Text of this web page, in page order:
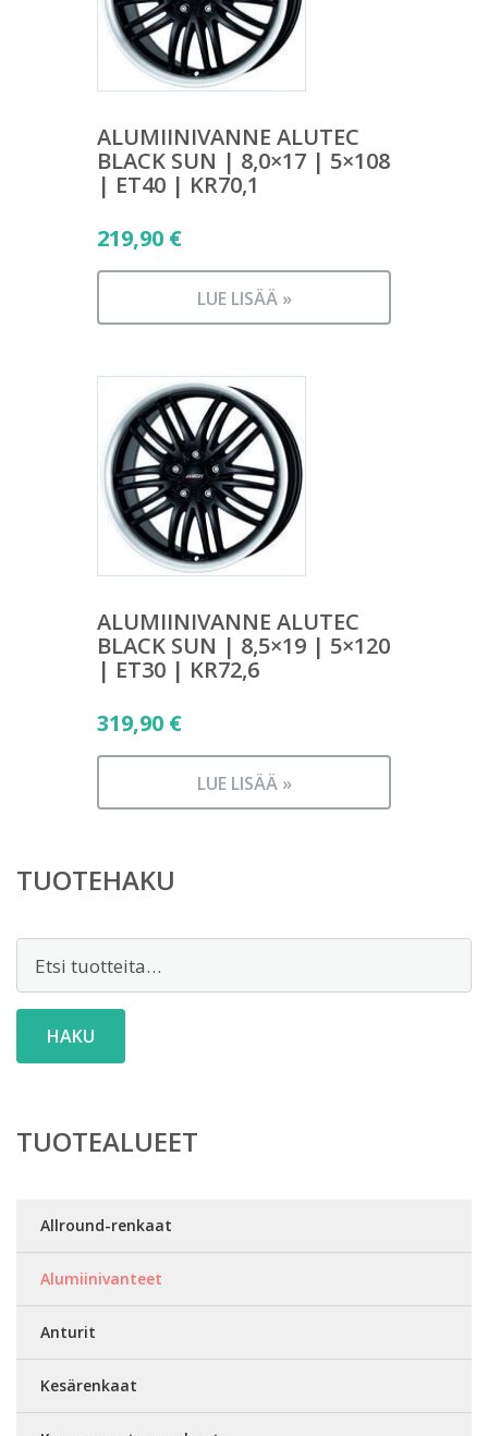
ALUMIINIVANNE ALUTEC
BLACK SUN | 8,0×17 | 5×108
| ET40 | KR70,1
219,90 €
LUE LISÄÄ »
ALUMIINIVANNE ALUTEC
BLACK SUN | 8,5×19 | 5×120
| ET30 | KR72,6
319,90 €
LUE LISÄÄ »
TUOTEHAKU
HAKU
TUOTEALUEET
Allround-renkaat
Alumiinivanteet
Anturit
Kesärenkaat